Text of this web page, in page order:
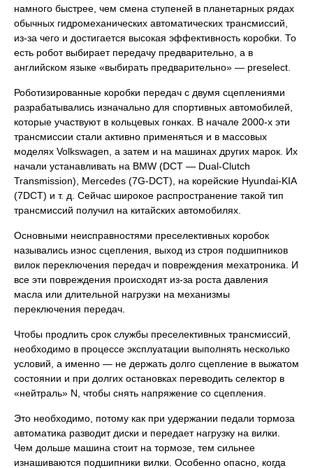
намного быстрее, чем смена ступеней в планетарных рядах
обычных гидромеханических автоматических трансмиссий,
из-за чего и достигается высокая эффективность коробки. То
есть робот выбирает передачу предварительно, а в
английском языке «выбирать предварительно» — preselect.
Роботизированные коробки передач с двумя сцеплениями
разрабатывались изначально для спортивных автомобилей,
которые участвуют в кольцевых гонках. В начале 2000-х эти
трансмиссии стали активно применяться и в массовых
моделях Volkswagen, а затем и на машинах других марок. Их
начали устанавливать на BMW (DCT — Dual-Clutch
Transmission), Mercedes (7G-DCT), на корейские Hyundai-KIA
(7DCT) и т. д. Сейчас широкое распространение такой тип
трансмиссий получил на китайских автомобилях.
Основными неисправностями преселективных коробок
назывались износ сцепления, выход из строя подшипников
вилок переключения передач и повреждения мехатроника. И
все эти повреждения происходят из-за роста давления
масла или длительной нагрузки на механизмы
переключения передач.
Чтобы продлить срок службы преселективных трансмиссий,
необходимо в процессе эксплуатации выполнять несколько
условий, а именно — не держать долго сцепление в выжатом
состоянии и при долгих остановках переводить селектор в
«нейтраль» N, чтобы снять напряжение со сцепления.
Это необходимо, потому как при удержании педали тормоза
автоматика разводит диски и передает нагрузку на вилки.
Чем дольше машина стоит на тормозе, тем сильнее
изнашиваются подшипники вилки. Особенно опасно, когда